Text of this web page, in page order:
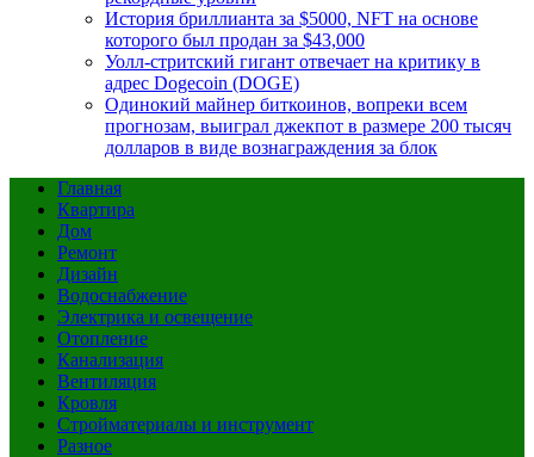
История бриллианта за $5000, NFT на основе
которого был продан за $43,000
Уолл-стритский гигант отвечает на критику в
адрес Dogecoin (DOGE)
Одинокий майнер биткоинов, вопреки всем
прогнозам, выиграл джекпот в размере 200 тысяч
долларов в виде вознаграждения за блок
Главная
Квартира
Дом
Ремонт
Дизайн
Водоснабжение
Электрика и освещение
Отопление
Канализация
Вентиляция
Кровля
Стройматериалы и инструмент
Разное